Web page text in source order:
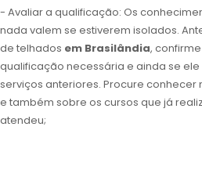
- Avaliar a qualificação: Os
nada valem se estiverem isolados.
de telhados em Brasilândia,
qualificação necessária e ainda se
serviços anteriores. Procure conhecer
e também sobre os cursos que já
atendeu;